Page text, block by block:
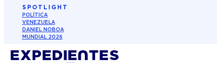
SPOTLIGHT
POLÍTICA
VENEZUELA
DANIEL NOBOA
MUNDIAL 2026